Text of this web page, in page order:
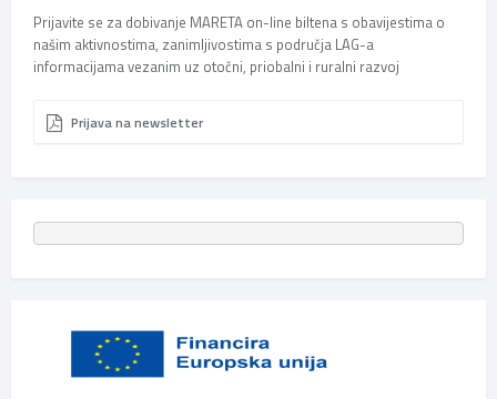
Prijavite se za dobivanje MARETA on-line biltena s obavijestima o
našim aktivnostima, zanimljivostima s područja LAG-a
informacijama vezanim uz otočni, priobalni i ruralni razvoj
Prijava na newsletter